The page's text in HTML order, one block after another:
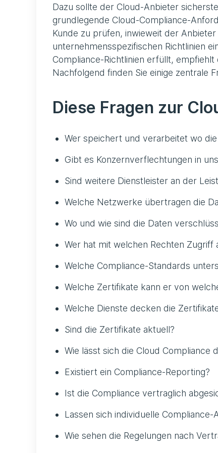
Dazu sollte der Cloud-Anbieter
grundlegende Cloud-Compliance-
Kunde zu prüfen, inwieweit der
unternehmensspezifischen Richtlinien
Compliance-Richtlinien erfüllt,
Nachfolgend finden Sie einige zentrale
Diese Fragen zur
Wer speichert und verarbeitet wo die
Gibt es Konzernverflechtungen in
Sind weitere Dienstleister an der
Welche Netzwerke übertragen die
Wo und wie sind die Daten
Wer hat mit welchen Rechten Zugriff
Welche Compliance-Standards
Welche Zertifikate kann er von
Welche Dienste decken die
Sind die Zertifikate aktuell?
Wie lässt sich die Cloud Compliance
Existiert ein Compliance-Reporting?
Ist die Compliance vertraglich
Lassen sich individuelle
Wie sehen die Regelungen nach